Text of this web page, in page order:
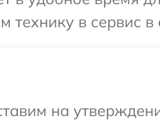
технику в сервис
на